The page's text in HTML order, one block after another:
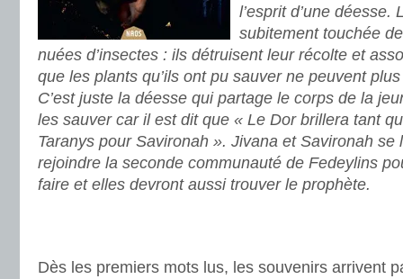
l’esprit d’une déesse.
subitement touchée
nuées d’insectes : ils détruisent leur récolte et
que les plants qu’ils ont pu sauver ne peuvent
C’est juste la déesse qui partage le corps de la
les sauver car il est dit que « Le Dor brillera tant
Taranys pour Savironah ». Jivana et Savironah se
rejoindre la seconde communauté de Fedeylins
faire et elles devront aussi trouver le prophète.
Dès les premiers mots lus, les souvenirs arrivent